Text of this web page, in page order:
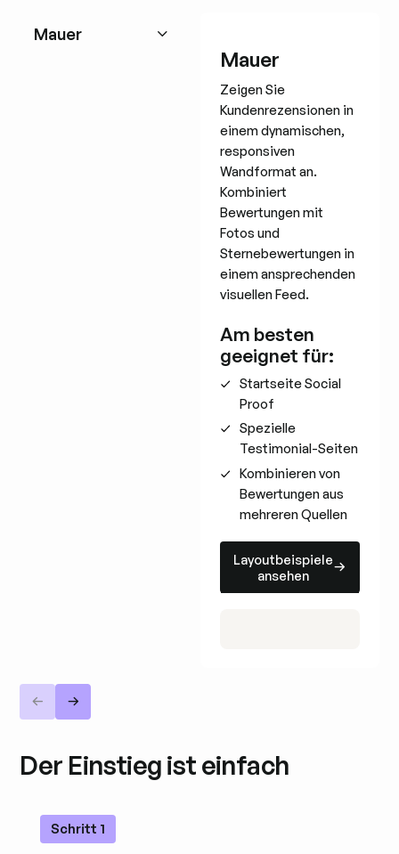
Mauer
Mauer
Zeigen Sie
Kundenrezensionen in
einem dynamischen,
responsiven
Wandformat an.
Kombiniert
Bewertungen mit
Fotos und
Sternebewertungen in
einem ansprechenden
visuellen Feed.
Am besten
geeignet für:
Startseite Social
Proof
Spezielle
Testimonial-Seiten
Kombinieren von
Bewertungen aus
mehreren Quellen
Layoutbeispiele
ansehen
Layoutbeispiele ansehen
Der Einstieg ist einfach
Schritt 1